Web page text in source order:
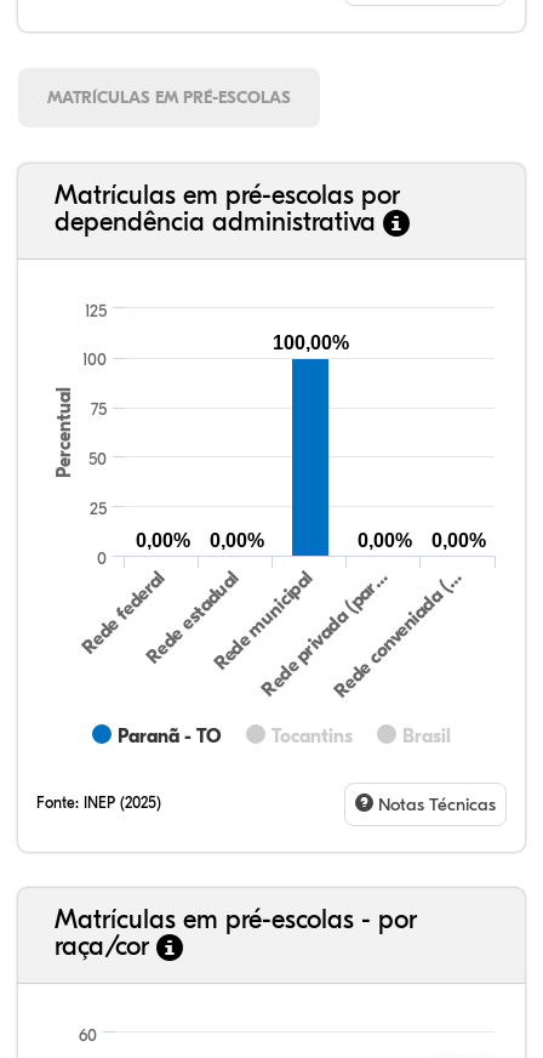
MATRÍCULAS EM PRÉ-ESCOLAS
Matrículas em pré-escolas por
dependência administrativa
Percentual
Paranã - TO Tocantins Brasil
Rede federalRede estadualRede municipal
Rede privada (par…Rede conveniada (…
0
25
50
75
100
125
0,00% 0,00%
100,00%
0,00% 0,00%
Fonte: INEP (2025) Notas Técnicas
Matrículas em pré-escolas - por
raça/cor
60